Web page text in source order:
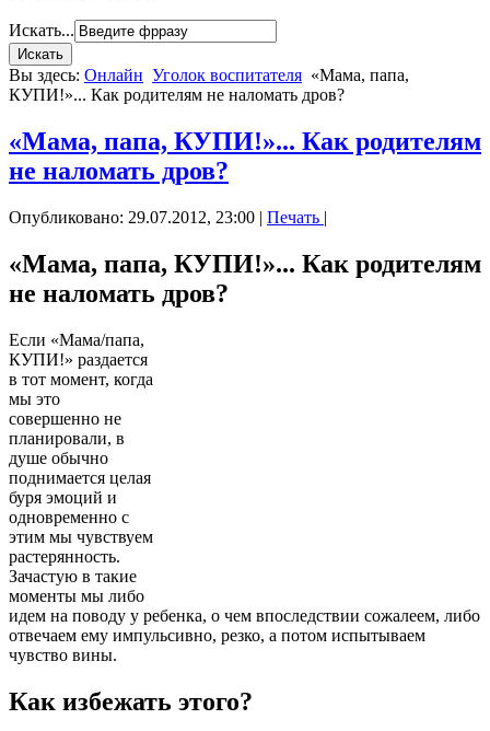
Искать...
Вы здесь: Онлайн Уголок воспитателя «Мама, папа,
КУПИ!»... Как родителям не наломать дров?
«Мама, папа, КУПИ!»... Как родителям
не наломать дров?
Опубликовано: 29.07.2012, 23:00 | Печать |
«Мама, папа, КУПИ!»... Как родителям
не наломать дров?
Если «Мама/папа,
КУПИ!» раздается
в тот момент, когда
мы это
совершенно не
планировали, в
душе обычно
поднимается целая
буря эмоций и
одновременно с
этим мы чувствуем
растерянность.
Зачастую в такие
моменты мы либо
идем на поводу у ребенка, о чем впоследствии сожалеем, либо
отвечаем ему импульсивно, резко, а потом испытываем
чувство вины.
Как избежать этого?